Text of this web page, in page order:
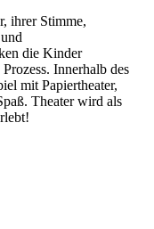
ihrer Stimme,
die Kinder
Innerhalb des
mit Papiertheater,
Theater wird als